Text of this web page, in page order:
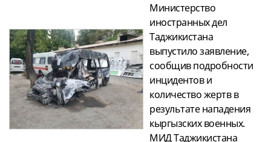
Министерство
иностранных дел
Таджикистана
выпустило заявление,
сообщив подробности
инцидентов и
количество жертв в
результате нападения
кыргызских военных.
МИД Таджикистана